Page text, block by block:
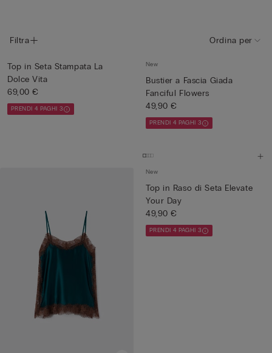
Filtra Ordina per
Top in Seta Stampata La
Dolce Vita
69,00 €
PRENDI 4 PAGHI 3
New
Bustier a Fascia Giada
Fanciful Flowers
49,90 €
PRENDI 4 PAGHI 3
New
Top in Raso di Seta Elevate
Your Day
49,90 €
PRENDI 4 PAGHI 3